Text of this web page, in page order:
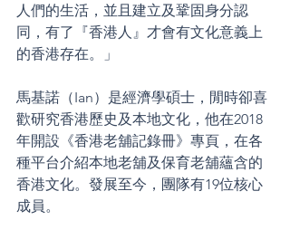
人們的生活，並且建立及鞏固身分認
同，有了『香港人』才會有文化意義上
的香港存在。」
馬基諾（Ian）是經濟學碩士，閒時卻喜
歡研究香港歷史及本地文化，他在2018
年開設《香港老舖記錄冊》專頁，在各
種平台介紹本地老舖及保育老舖蘊含的
香港文化。發展至今，團隊有19位核心
成員。